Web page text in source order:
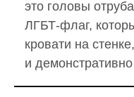
это головы
ЛГБТ-флаг,
кровати на
и